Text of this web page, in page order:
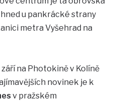
u pankrácké strany
metra Vyšehrad na
na Photokině v Kolíně
novinek je k
v pražském